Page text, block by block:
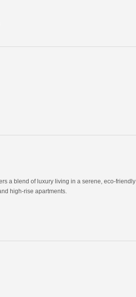
a blend of luxury living in a serene, eco-friendly
high-rise apartments.